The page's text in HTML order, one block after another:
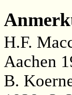
H.F.
Aachen
B.